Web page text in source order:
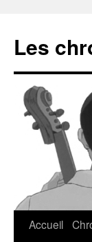
Les
Accueil